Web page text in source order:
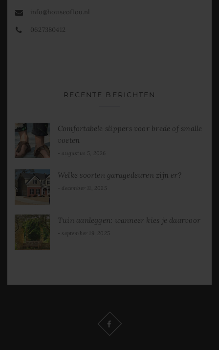
info@houseoflou.nl
0627380412
RECENTE BERICHTEN
Comfortabele slippers voor brede of smalle
voeten
augustus 5, 2026
Welke soorten garagedeuren zijn er?
december 11, 2025
Tuin aanleggen: wanneer kies je daarvoor
september 19, 2025